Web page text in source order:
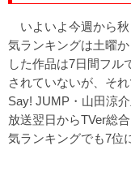
いよいよ今週から秋
気ランキングは土曜
した作品は7日間フル
されていないが、そ
Say! JUMP・山田涼
放送翌日からTVer総
気ランキングでも7位